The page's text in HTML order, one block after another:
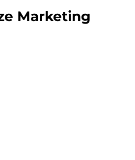
Marketing